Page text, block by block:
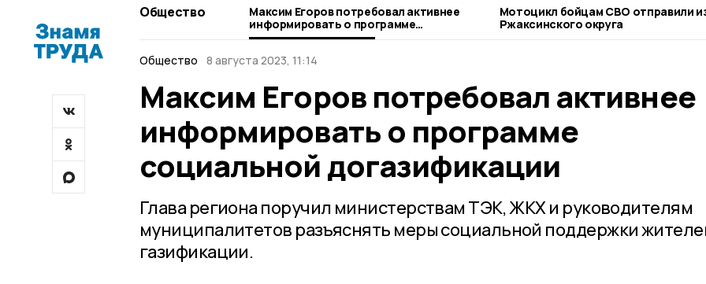
Общество
Максим Егоров потребовал активнее
информировать о программе
социальной догазификации
Мотоцикл бойцам СВО отправили из
Ржаксинского округа
Общество 8 августа 2023, 11:14
Максим Егоров потребовал активнее
информировать о программе
социальной догазификации
Глава региона поручил министерствам ТЭК, ЖКХ и руководителям
муниципалитетов разъяснять меры социальной поддержки
газификации.